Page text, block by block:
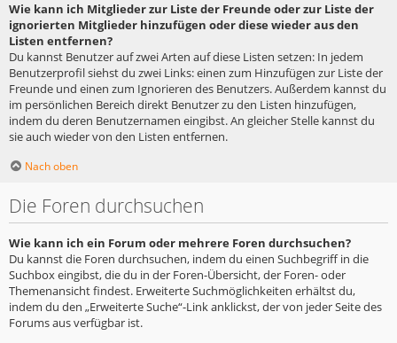
Wie kann ich Mitglieder zur Liste der Freunde oder zur Liste der
ignorierten Mitglieder hinzufügen oder diese wieder aus den
Listen entfernen?
Du kannst Benutzer auf zwei Arten auf diese Listen setzen: In jedem
Benutzerprofil siehst du zwei Links: einen zum Hinzufügen zur Liste der
Freunde und einen zum Ignorieren des Benutzers. Außerdem kannst du
im persönlichen Bereich direkt Benutzer zu den Listen hinzufügen,
indem du deren Benutzernamen eingibst. An gleicher Stelle kannst du
sie auch wieder von den Listen entfernen.
Nach oben
Die Foren durchsuchen
Wie kann ich ein Forum oder mehrere Foren durchsuchen?
Du kannst die Foren durchsuchen, indem du einen Suchbegriff in die
Suchbox eingibst, die du in der Foren-Übersicht, der Foren- oder
Themenansicht findest. Erweiterte Suchmöglichkeiten erhältst du,
indem du den „Erweiterte Suche“-Link anklickst, der von jeder Seite des
Forums aus verfügbar ist.